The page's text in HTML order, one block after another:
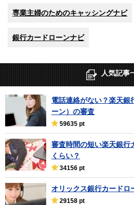
専業主婦のためのキャッシングナビ
銀行カードローンナビ
人気記事
電話連絡がない？楽天銀
ーン）の審査
59635 pt
審査時間の短い楽天銀行
くらい？
34156 pt
オリックス銀行カードロ
29158 pt